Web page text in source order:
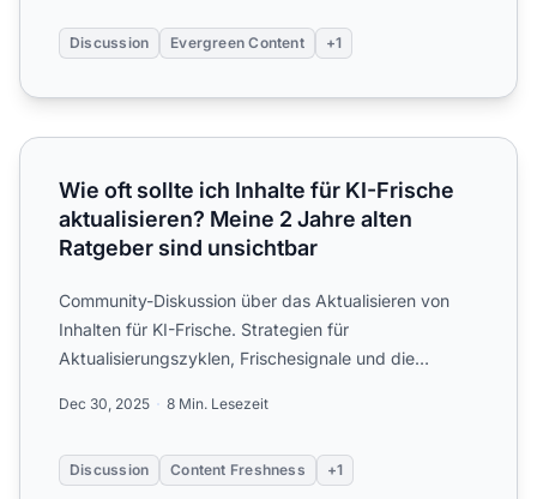
Discussion Evergreen Content +1
Wie oft sollte ich Inhalte für KI-Frische aktualisieren?
Wie oft sollte ich Inhalte für KI-Frische
aktualisieren? Meine 2 Jahre alten
Ratgeber sind unsichtbar
Community-Diskussion über das Aktualisieren von
Inhalten für KI-Frische. Strategien für
Aktualisierungszyklen, Frischesignale und die
Dec 30, 2025 8 Min. Lesezeit
Discussion Content Freshness +1